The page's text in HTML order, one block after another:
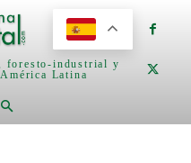
foresto-industrial y
Latina